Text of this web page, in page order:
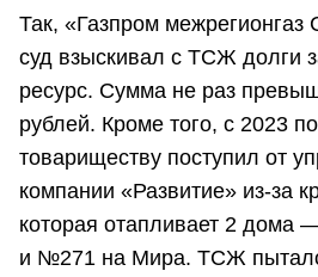
Так, «Газпром межрегионгаз
суд взыскивал с ТСЖ долги
ресурс. Сумма не раз
рублей. Кроме того, с 2023
товариществу поступил от
компании «Развитие» из-за
которая отапливает 2
и №271 на Мира. ТСЖ